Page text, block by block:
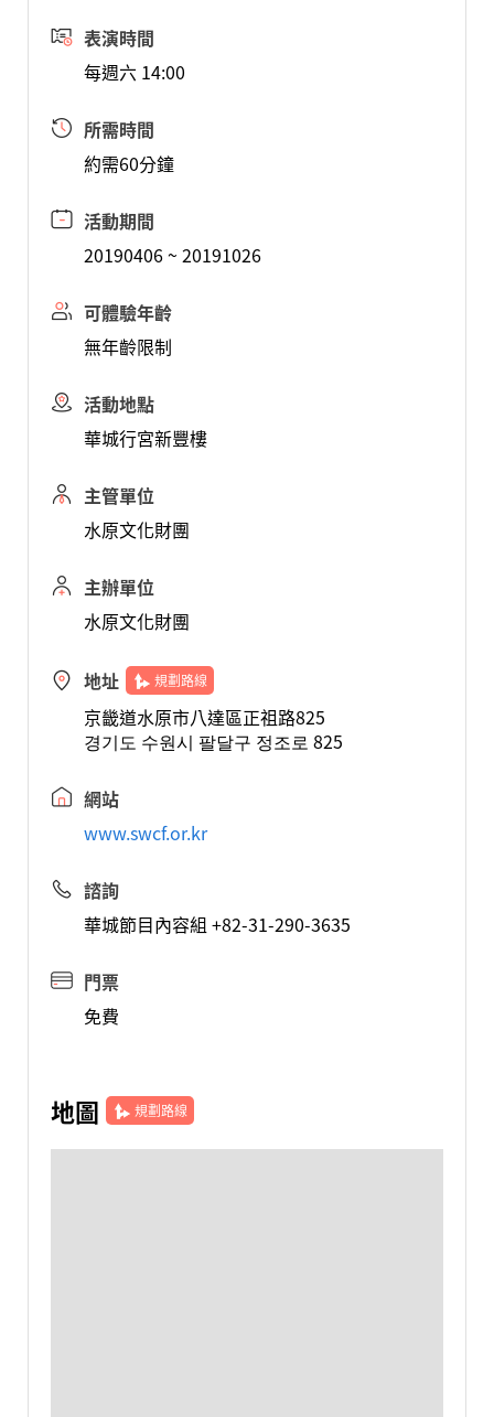
表演時間
每週六 14:00
所需時間
約需60分鐘
活動期間
20190406 ~ 20191026
可體驗年齡
無年齡限制
活動地點
華城行宮新豐樓
主管單位
水原文化財團
主辦單位
水原文化財團
地址 規劃路線
京畿道水原市八達區正祖路825
경기도 수원시 팔달구 정조로 825
網站
www.swcf.or.kr
諮詢
華城節目內容組 +82-31-290-3635
門票
免費
地圖 規劃路線